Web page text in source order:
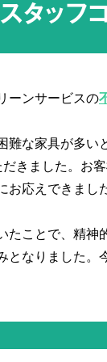
タッフ
ーンサービスの
難な家具が多い
きました。お
お応えできま
たことで、精神
となりました